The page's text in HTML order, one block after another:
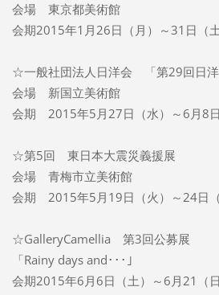
会場 東京都美術館
会期2015年1月26日（月）～31日（土
☆一般社団法人日洋会 「第29回日
会場 新国立美術館
会期 2015年5月27日（水）～6月8日
☆第5回 東日本大震災義援展
会場 青梅市立美術館
会期 2015年5月19日（火）～24日（
☆GalleryCamellia 第3回公募展
「Rainy days and･･･」
会期2015年6月6日（土）～6月21（